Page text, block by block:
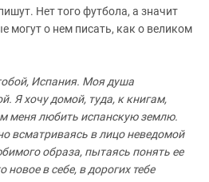
Нет того футбола, а значит
могут о нем писать, как о великом
Испания. Моя душа
Я хочу домой, туда, к книгам,
меня любить испанскую землю.
всматриваясь в лицо неведомой
образа, пытаясь понять ее
в себе, в дорогих тебе